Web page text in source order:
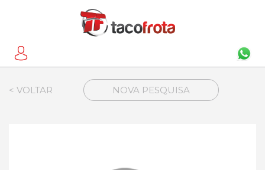
< VOLTAR NOVA PESQUISA